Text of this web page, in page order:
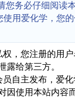
您务必仔细阅读
用爱化学，您
，您注册的用
露给第三方。
自主发布，爱
因使用本站内容